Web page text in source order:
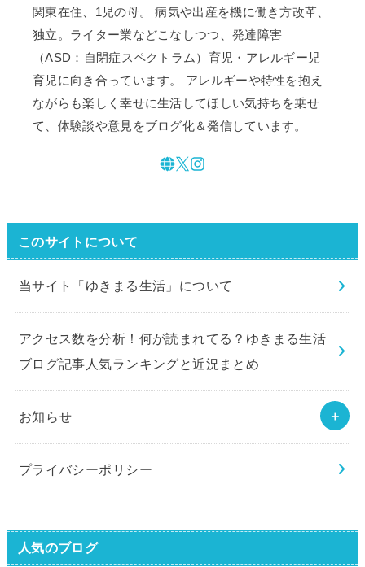
関東在住、1児の母。 病気や出産を機に働き方改革、
独立。ライター業などこなしつつ、発達障害
（ASD：自閉症スペクトラム）育児・アレルギー児
育児に向き合っています。 アレルギーや特性を抱え
ながらも楽しく幸せに生活してほしい気持ちを乗せ
て、体験談や意見をブログ化＆発信しています。
このサイトについて
当サイト「ゆきまる生活」について
アクセス数を分析！何が読まれてる？ゆきまる生活
ブログ記事人気ランキングと近況まとめ
お知らせ
プライバシーポリシー
人気のブログ